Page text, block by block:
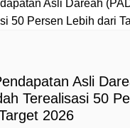
Asli
Terealisasi 50
2026